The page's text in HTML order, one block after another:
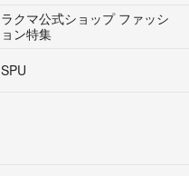
ラクマ公式ショップ ファッシ
ョン特集
SPU